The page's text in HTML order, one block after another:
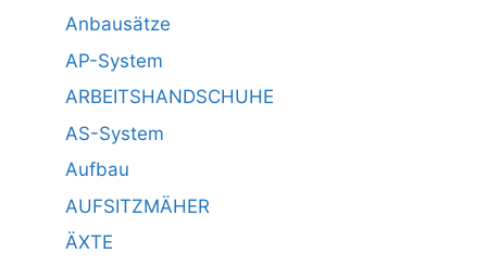
Anbausätze
AP-System
ARBEITSHANDSCHUHE
AS-System
Aufbau
AUFSITZMÄHER
ÄXTE